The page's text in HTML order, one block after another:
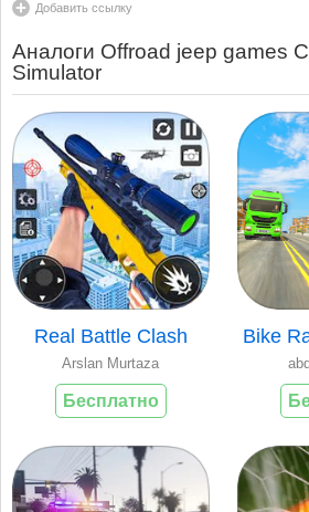
Добавить ссылку
Аналоги Offroad jeep games
Simulator
Real Battle Clash
Arslan Murtaza
Бесплатно
Bike